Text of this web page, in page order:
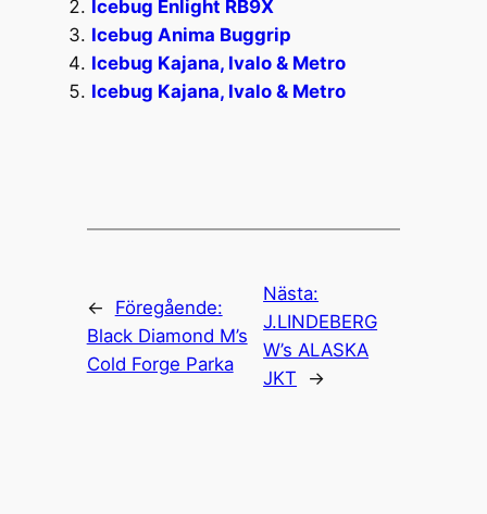
Icebug Enlight RB9X
Icebug Anima Buggrip
Icebug Kajana, Ivalo & Metro
Icebug Kajana, Ivalo & Metro
←
Föregående:
Black Diamond M’s
Cold Forge Parka
Nästa:
J.LINDEBERG
W’s ALASKA
JKT
→